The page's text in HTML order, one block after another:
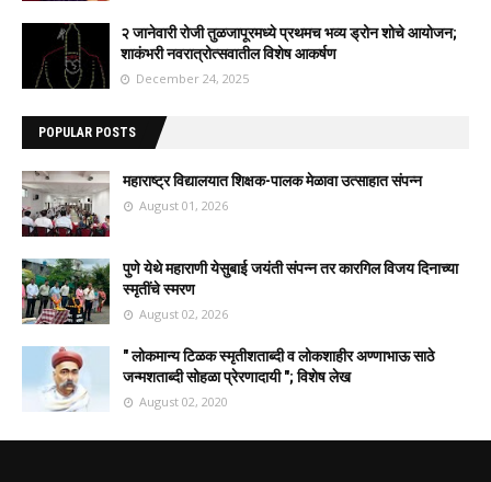
२ जानेवारी रोजी तुळजापूरमध्ये प्रथमच भव्य ड्रोन शोचे आयोजन;
शाकंभरी नवरात्रोत्सवातील विशेष आकर्षण
December 24, 2025
POPULAR POSTS
महाराष्ट्र विद्यालयात शिक्षक-पालक मेळावा उत्साहात संपन्न
August 01, 2026
पुणे येथे महाराणी येसुबाई जयंती संपन्न तर कारगिल विजय दिनाच्या
स्मृतींचे स्मरण
August 02, 2026
" लोकमान्य टिळक स्मृतीशताब्दी व लोकशाहीर अण्णाभाऊ साठे
जन्मशताब्दी सोहळा प्रेरणादायी "; विशेष लेख
August 02, 2020